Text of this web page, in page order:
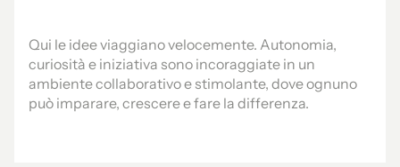
Qui le idee viaggiano velocemente. Autonomia,
curiosità e iniziativa sono incoraggiate in un
ambiente collaborativo e stimolante, dove ognuno
può imparare, crescere e fare la differenza.